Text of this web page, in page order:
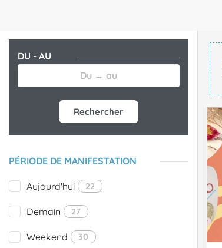
DU - AU
Rechercher
PÉRIODE DE MANIFESTATION
Aujourd'hui 22
Demain 27
Weekend 30